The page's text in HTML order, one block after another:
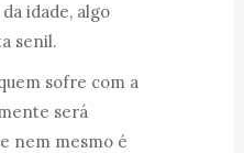
idade, algo
senil.
sofre com a
será
nem mesmo é